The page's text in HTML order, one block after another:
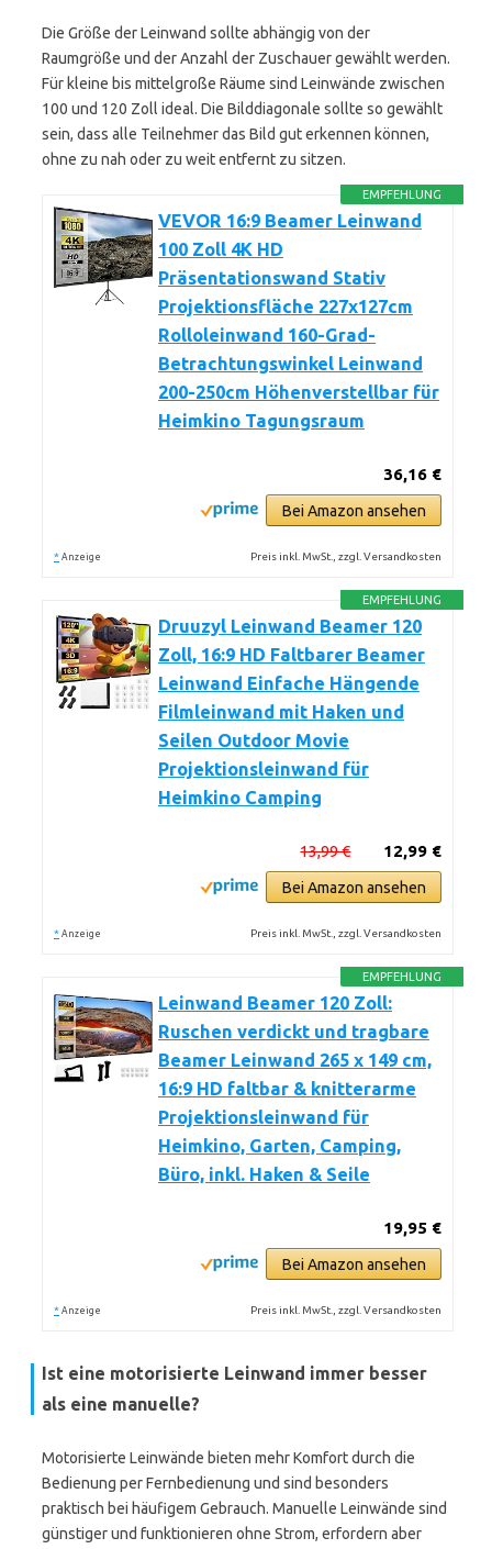
Die Größe der Leinwand sollte abhängig von der
Raumgröße und der Anzahl der Zuschauer gewählt werden.
Für kleine bis mittelgroße Räume sind Leinwände zwischen
100 und 120 Zoll ideal. Die Bilddiagonale sollte so gewählt
sein, dass alle Teilnehmer das Bild gut erkennen können,
ohne zu nah oder zu weit entfernt zu sitzen.
EMPFEHLUNG
VEVOR 16:9 Beamer Leinwand
100 Zoll 4K HD
Präsentationswand Stativ
Projektionsfläche 227x127cm
Rolloleinwand ​160-Grad-
Betrachtungswinkel Leinwand
200-250cm Höhenverstellbar für
Heimkino Tagungsraum
36,16 €
Bei Amazon ansehen
* Anzeige Preis inkl. MwSt., zzgl. Versandkosten
EMPFEHLUNG
Druuzyl Leinwand Beamer 120
Zoll, 16:9 HD Faltbarer Beamer
Leinwand Einfache Hängende
Filmleinwand mit Haken und
Seilen Outdoor Movie
Projektionsleinwand für
Heimkino Camping
12,99 €
13,99 €
Bei Amazon ansehen
* Anzeige Preis inkl. MwSt., zzgl. Versandkosten
EMPFEHLUNG
Leinwand Beamer 120 Zoll:
Ruschen verdickt und tragbare
Beamer Leinwand 265 x 149 cm,
16:9 HD faltbar & knitterarme
Projektionsleinwand für
Heimkino, Garten, Camping,
Büro, inkl. Haken & Seile
19,95 €
Bei Amazon ansehen
* Anzeige Preis inkl. MwSt., zzgl. Versandkosten
Ist eine motorisierte Leinwand immer besser
als eine manuelle?
Motorisierte Leinwände bieten mehr Komfort durch die
Bedienung per Fernbedienung und sind besonders
praktisch bei häufigem Gebrauch. Manuelle Leinwände sind
günstiger und funktionieren ohne Strom, erfordern aber